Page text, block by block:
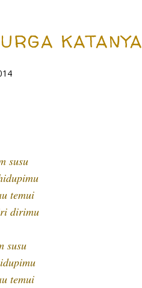
KATANYA
susu
temui
dirimu
susu
temui